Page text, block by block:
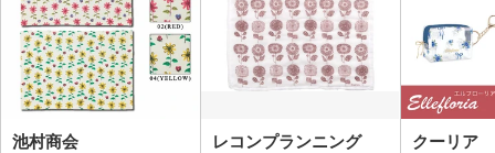
池村商会 レコンプランニング クーリア